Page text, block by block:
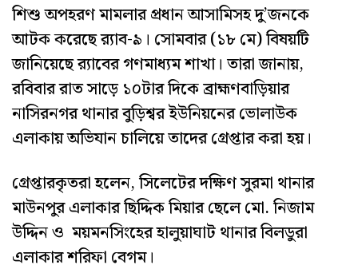
শিশু অপহরণ মামলার প্রধান আসামিসহ দু’জনকে
আটক করেছে র‌্যাব-৯। সোমবার (১৮ মে) বিষয়টি
জানিয়েছে র‌্যাবের গণমাধ্যম শাখা। তারা জানায়,
রবিবার রাত সাড়ে ১০টার দিকে ব্রাহ্মণবাড়িয়ার
নাসিরনগর থানার বুড়িশ্বর ইউনিয়নের ভোলাউক
এলাকায় অভিযান চালিয়ে তাদের গ্রেপ্তার করা হয়।
গ্রেপ্তারকৃতরা হলেন, সিলেটের দক্ষিণ সুরমা থানার
মাউনপুর এলাকার ছিদ্দিক মিয়ার ছেলে মো. নিজাম
উদ্দিন ও ময়মনসিংহের হালুয়াঘাট থানার বিলডুরা
এলাকার শরিফা বেগম।